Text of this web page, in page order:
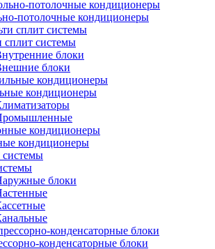
потолочные кондиционеры
сплит системы
блоки
блоки
кондиционеры
кондиционеры
блоки
конденсаторные блоки